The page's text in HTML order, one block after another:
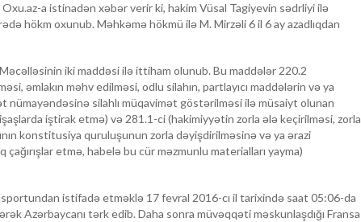
a istinadən xəbər verir ki, hakim Vüsal Tagiyevin sədrliyi ilə
hökm oxunub. Məhkəmə hökmü ilə M. Mirzəli 6 il 6 ay azadlıqdan
iki maddəsi ilə ittiham olunub. Bu maddələr 220.2
əmlakın məhv edilməsi, odlu silahın, partlayıcı maddələrin və ya
nümayəndəsinə silahlı müqavimət göstərilməsi ilə müsaiyt olunan
iştirak etmə) və 281.1-ci (hakimiyyətin zorla ələ keçirilməsi, zorla
konstitusiya quruluşunun zorla dəyişdirilməsinə və ya ərazi
etmə, habelə bu cür məzmunlu materialları yayma)
istifadə etməklə 17 fevral 2016-cı il tarixində saat 05:06-da
Azərbaycanı tərk edib. Daha sonra müvəqqəti məskunlaşdığı Fransa